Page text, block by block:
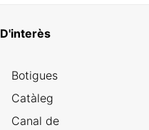
D'interès
Botigues
Catàleg
Canal de